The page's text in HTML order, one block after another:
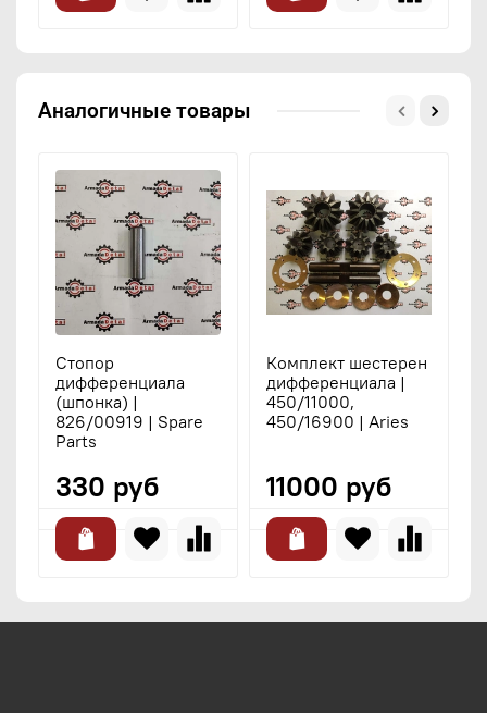
Аналогичные товары
Стопор
дифференциала
(шпонка) |
826/00919 | Spare
Parts
330 руб
Комплект шестерен
дифференциала |
450/11000,
450/16900 | Aries
11000 руб